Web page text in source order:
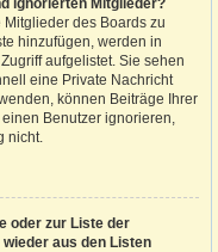
ignorierten Mitglieder?
des Boards zu
hinzufügen, werden in
aufgelistet. Sie sehen
eine Private Nachricht
können Beiträge Ihrer
Benutzer ignorieren,
nicht.
oder zur Liste der
aus den Listen